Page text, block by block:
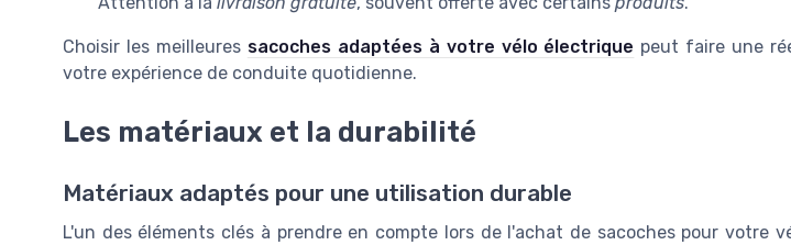
Choisir les meilleures sacoches adaptées à votre vélo électrique peut faire une
votre expérience de conduite quotidienne.
Les matériaux et la durabilité
Matériaux adaptés pour une utilisation durable
L'un des éléments clés à prendre en compte lors de l'achat de sacoches pour votre